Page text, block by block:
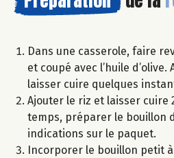
Dans une casserole, faire
et coupé avec l’huile
laisser cuire quelques
Ajouter le riz et laisser cuire
temps, préparer le bouillon
indications sur le paquet.
Incorporer le bouillon petit